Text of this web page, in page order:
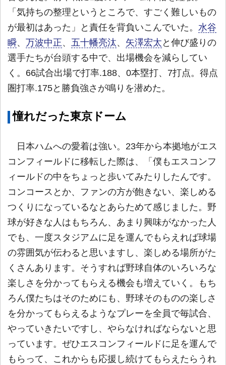
「気持ちの整理というところで、すごく難しいもの
が最初はあった」と責任を背負いこんでいた。 水谷
瞬、 万波中正、 五十幡亮汰、 矢澤宏太 と伸び盛りの
選手たちが台頭する中で、出場機会を減らしてい
く。66試合出場で打率.188、0本塁打、7打点。得点
圏打率.175と勝負強さが鳴りを潜めた。
憧れだった東京ドーム
日本ハムへの愛着は強い。23年から本拠地がエス
コンフィールドに移転した際は、「僕もエスコンフ
ィールドの中をちょっと歩いてみたりしたんです。
コンコースとか、ファンの方が飽きない、楽しめる
つくりになっているなとあらためて感じました。野
球が好きな人はもちろん、あまり興味がなかった人
でも、一度スタジアムに足を運んでもらえれば球場
の雰囲気が伝わると思いますし、楽しめる場所がた
くさんあります。そうすれば野球自体のいろいろな
楽しさを分かってもらえる機会も増えていく。もち
ろん僕たちはそのためにも、野球そのものの楽しさ
を分かってもらえるようなプレーを全員で毎試合、
やっていきたいですし、やらなければならないと思
っています。ぜひエスコンフィールドに足を運んで
もらって、これからも応援し続けてもらえたらうれ